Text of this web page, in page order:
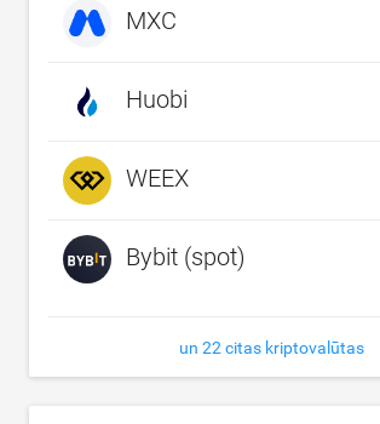
MXC
Huobi
WEEX
Bybit (spot)
un 22 citas kriptovalūtas